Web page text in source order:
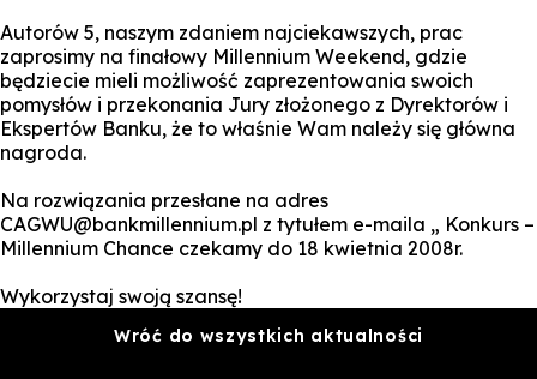
Autorów 5, naszym zdaniem najciekawszych, prac
zaprosimy na finałowy Millennium Weekend, gdzie
będziecie mieli możliwość zaprezentowania swoich
pomysłów i przekonania Jury złożonego z Dyrektorów i
Ekspertów Banku, że to właśnie Wam należy się główna
nagroda.
Na rozwiązania przesłane na adres
CAGWU@bankmillennium.pl z tytułem e-maila „ Konkurs –
Millennium Chance czekamy do 18 kwietnia 2008r.
Wykorzystaj swoją szansę!
Wróć do wszystkich aktualności